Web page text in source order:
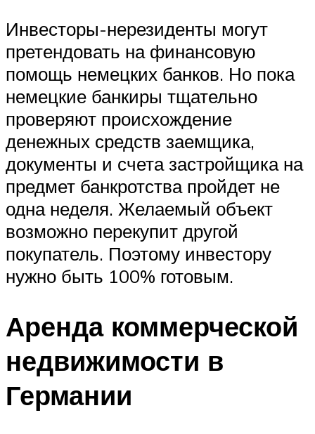
Инвесторы-нерезиденты могут
претендовать на финансовую
помощь немецких банков. Но пока
немецкие банкиры тщательно
проверяют происхождение
денежных средств заемщика,
документы и счета застройщика на
предмет банкротства пройдет не
одна неделя. Желаемый объект
возможно перекупит другой
покупатель. Поэтому инвестору
нужно быть 100% готовым.
Аренда коммерческой
недвижимости в
Германии